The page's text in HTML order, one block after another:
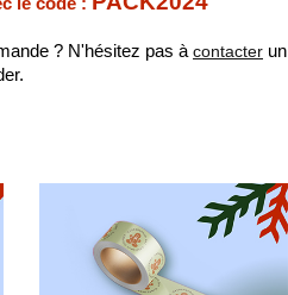
? N'hésitez pas à contacter un